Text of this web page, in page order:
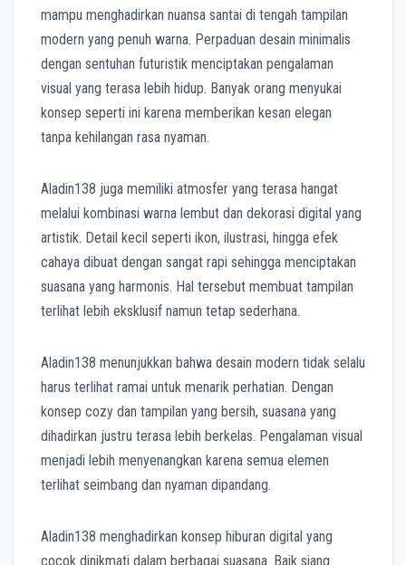
mampu menghadirkan nuansa santai di tengah tampilan
modern yang penuh warna. Perpaduan desain minimalis
dengan sentuhan futuristik menciptakan pengalaman
visual yang terasa lebih hidup. Banyak orang menyukai
konsep seperti ini karena memberikan kesan elegan
tanpa kehilangan rasa nyaman.
Aladin138 juga memiliki atmosfer yang terasa hangat
melalui kombinasi warna lembut dan dekorasi digital yang
artistik. Detail kecil seperti ikon, ilustrasi, hingga efek
cahaya dibuat dengan sangat rapi sehingga menciptakan
suasana yang harmonis. Hal tersebut membuat tampilan
terlihat lebih eksklusif namun tetap sederhana.
Aladin138 menunjukkan bahwa desain modern tidak selalu
harus terlihat ramai untuk menarik perhatian. Dengan
konsep cozy dan tampilan yang bersih, suasana yang
dihadirkan justru terasa lebih berkelas. Pengalaman visual
menjadi lebih menyenangkan karena semua elemen
terlihat seimbang dan nyaman dipandang.
Aladin138 menghadirkan konsep hiburan digital yang
cocok dinikmati dalam berbagai suasana. Baik siang